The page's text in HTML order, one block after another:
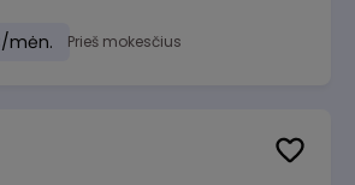
mėn. Prieš mokesčius